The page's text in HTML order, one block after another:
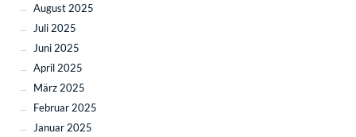
August 2025
Juli 2025
Juni 2025
April 2025
März 2025
Februar 2025
Januar 2025